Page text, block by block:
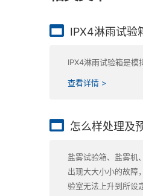
IPX4淋雨试验
IPX4淋雨试验箱是模
查看详情 >
怎么样处理及
盐雾试验箱、盐雾机
出现大大小小的故障
验室无法上升到所设